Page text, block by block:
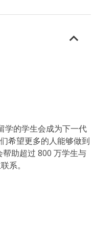
学的学生会成为下一代
希望更多的人能够做到
助超过 800 万学生与
系。